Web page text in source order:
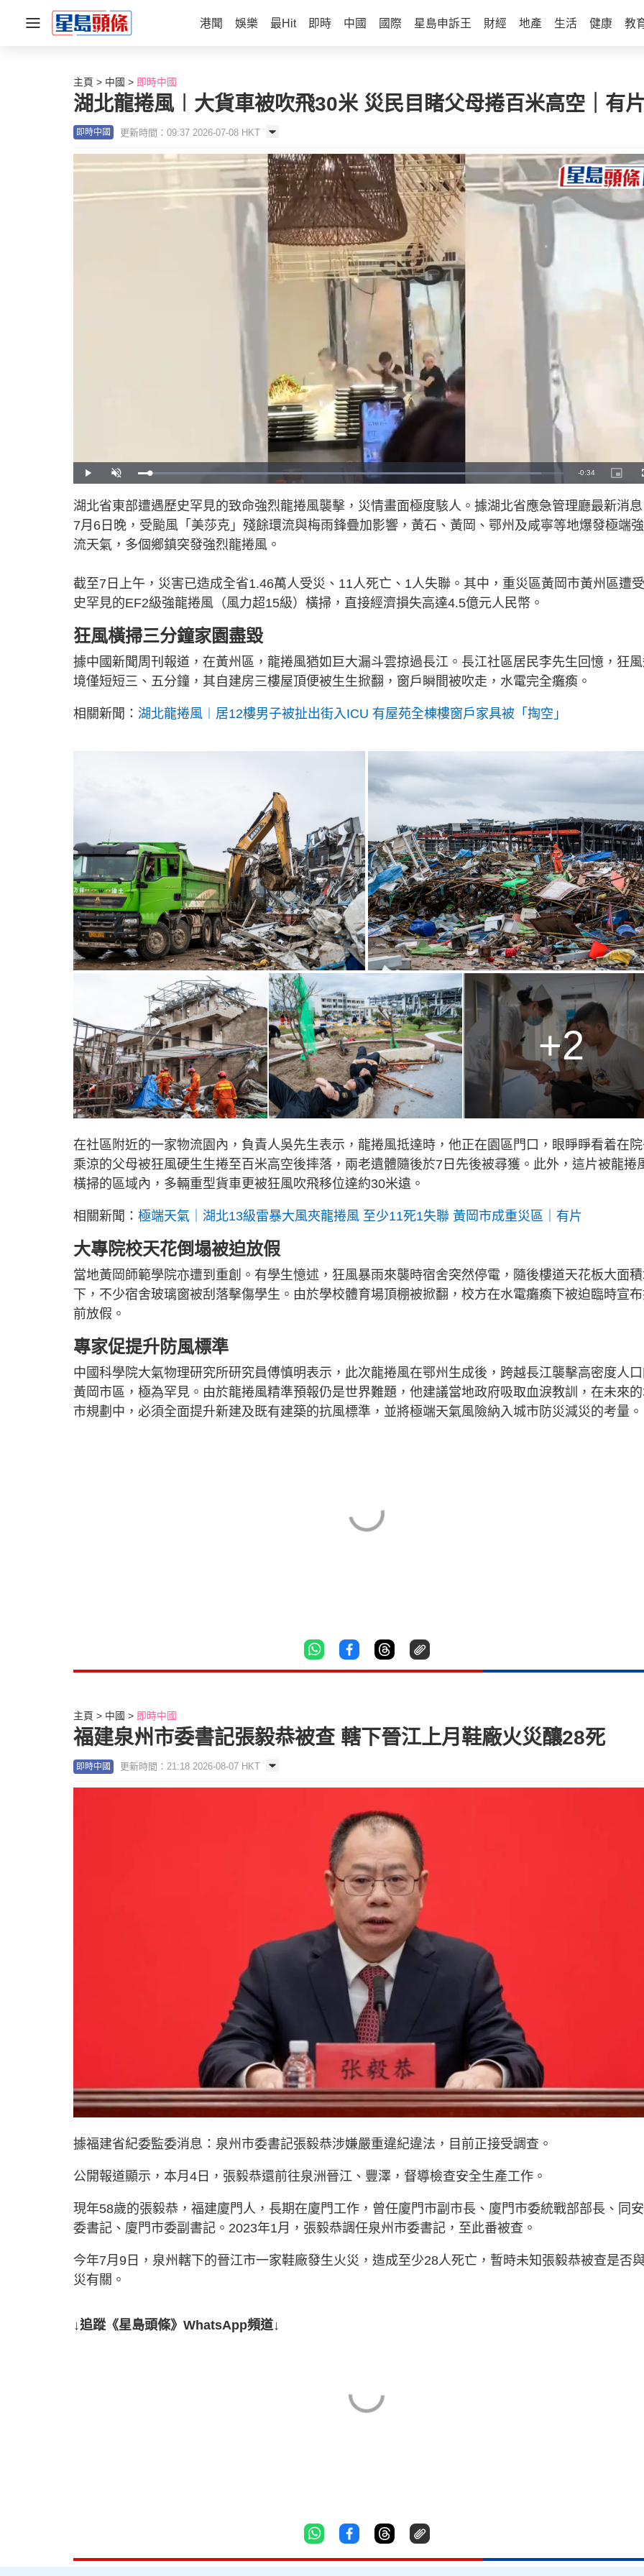
港聞 娛樂 最Hit 即時 中國 國際 星島申訴王 財經 地產 生活 健康 教
主頁 中國 即時中國
湖北龍捲風︱大貨車被吹飛30米 災民目睹父母捲百米高空｜有片
即時中國 更新時間：09:37 2026-07-08 HKT
P
l
y
U
n
u
t
e
L
o
e
d
:
9
4
R
n
T
-0:34
P
i
t
u
r
e
-
t
u
r
湖北省東部遭遇歷史罕見的致命強烈龍捲風襲擊，災情畫面極度駭人。據湖北省應急管理廳最新消息
7月6日晚，受颱風「美莎克」殘餘環流與梅雨鋒疊加影響，黃石、黃岡、鄂州及咸寧等地爆發極端
流天氣，多個鄉鎮突發強烈龍捲風。
截至7日上午，災害已造成全省1.46萬人受災、11人死亡、1人失聯。其中，重災區黃岡市黃州區遭
史罕見的EF2級強龍捲風（風力超15級）橫掃，直接經濟損失高達4.5億元人民幣。
狂風橫掃三分鐘家園盡毀
據中國新聞周刊報道，在黃州區，龍捲風猶如巨大漏斗雲掠過長江。長江社區居民李先生回憶，狂
境僅短短三、五分鐘，其自建房三樓屋頂便被生生掀翻，窗戶瞬間被吹走，水電完全癱瘓。
相關新聞： 湖北龍捲風︱居12樓男子被扯出街入ICU 有屋苑全棟樓窗戶家具被「掏空」
+2
在社區附近的一家物流園內，負責人吳先生表示，龍捲風抵達時，他正在園區門口，眼睜睜看着在
乘涼的父母被狂風硬生生捲至百米高空後摔落，兩老遺體隨後於7日先後被尋獲。此外，這片被龍捲
橫掃的區域內，多輛重型貨車更被狂風吹飛移位達約30米遠。
相關新聞： 極端天氣｜湖北13級雷暴大風夾龍捲風 至少11死1失聯 黃岡市成重災區｜有片
大專院校天花倒塌被迫放假
當地黃岡師範學院亦遭到重創。有學生憶述，狂風暴雨來襲時宿舍突然停電，隨後樓道天花板大面
下，不少宿舍玻璃窗被刮落擊傷學生。由於學校體育場頂棚被掀翻，校方在水電癱瘓下被迫臨時宣
前放假。
專家促提升防風標準
中國科學院大氣物理研究所研究員傅慎明表示，此次龍捲風在鄂州生成後，跨越長江襲擊高密度人
黃岡市區，極為罕見。由於龍捲風精準預報仍是世界難題，他建議當地政府吸取血淚教訓，在未來
市規劃中，必須全面提升新建及既有建築的抗風標準，並將極端天氣風險納入城市防災減災的考量。
主頁 中國 即時中國
福建泉州市委書記張毅恭被查 轄下晉江上月鞋廠火災釀28死
即時中國 更新時間：21:18 2026-08-07 HKT
據福建省紀委監委消息：泉州市委書記張毅恭涉嫌嚴重違紀違法，目前正接受調查。
公開報道顯示，本月4日，張毅恭還前往泉洲晉江、豐澤，督導檢查安全生產工作。
現年58歲的張毅恭，福建廈門人，長期在廈門工作，曾任廈門市副市長、廈門市委統戰部部長、同
委書記、廈門市委副書記。2023年1月，張毅恭調任泉州市委書記，至此番被查。
今年7月9日，泉州轄下的晉江市一家鞋廠發生火災，造成至少28人死亡，暫時未知張毅恭被查是否
災有關。
↓追蹤《星島頭條》WhatsApp頻道↓